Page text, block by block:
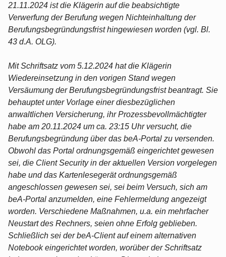
21.11.2024 ist die Klägerin auf die beabsichtigte
Verwerfung der Berufung wegen Nichteinhaltung der
Berufungsbegründungsfrist hingewiesen worden (vgl. Bl.
43 d.A. OLG).
Mit Schriftsatz vom 5.12.2024 hat die Klägerin
Wiedereinsetzung in den vorigen Stand wegen
Versäumung der Berufungsbegründungsfrist beantragt. Sie
behauptet unter Vorlage einer diesbezüglichen
anwaltlichen Versicherung, ihr Prozessbevollmächtigter
habe am 20.11.2024 um ca. 23:15 Uhr versucht, die
Berufungsbegründung über das beA-Portal zu versenden.
Obwohl das Portal ordnungsgemäß eingerichtet gewesen
sei, die Client Security in der aktuellen Version vorgelegen
habe und das Kartenlesegerät ordnungsgemäß
angeschlossen gewesen sei, sei beim Versuch, sich am
beA-Portal anzumelden, eine Fehlermeldung angezeigt
worden. Verschiedene Maßnahmen, u.a. ein mehrfacher
Neustart des Rechners, seien ohne Erfolg geblieben.
Schließlich sei der beA-Client auf einem alternativen
Notebook eingerichtet worden, worüber der Schriftsatz